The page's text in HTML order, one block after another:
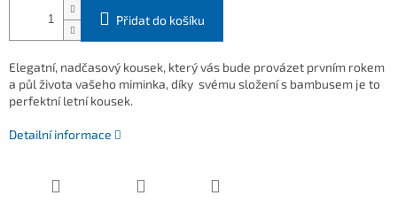
Přidat do košíku
Elegatní, nadčasový kousek, který vás bude provázet prvním rokem
a půl života vašeho miminka, díky svému složení s bambusem je to
perfektní letní kousek.
Detailní informace